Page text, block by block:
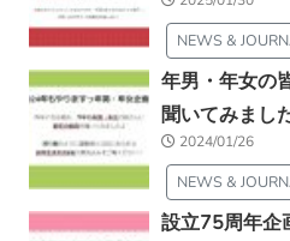
NEWS &
年男・年女の
聞いてみまし
2024/01/26
NEWS &
設立75周年企